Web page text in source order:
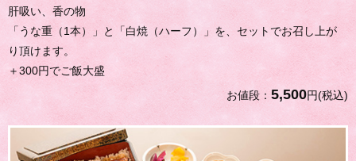
肝吸い、香の物
「うな重（1本）」と「白焼（ハーフ）」を、セットでお召し上が
り頂けます。
＋300円でご飯大盛
お値段： 5,500円(税込)